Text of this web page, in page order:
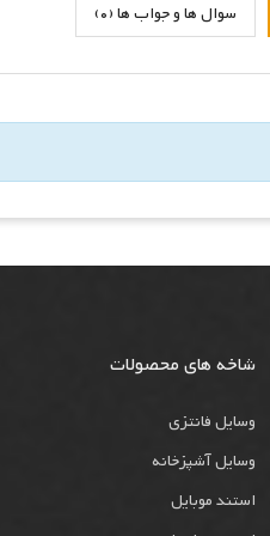
سوال ها و جواب ها (0)
شاخه های محصولات
وسایل فانتزی
وسایل آشپزخانه
استند موبایل